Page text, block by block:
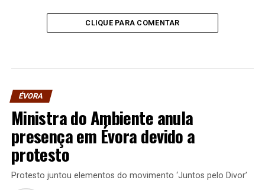
CLIQUE PARA COMENTAR
ÉVORA
Ministra do Ambiente anula
presença em Évora devido a
protesto
Protesto juntou elementos do movimento ‘Juntos pelo Divor’